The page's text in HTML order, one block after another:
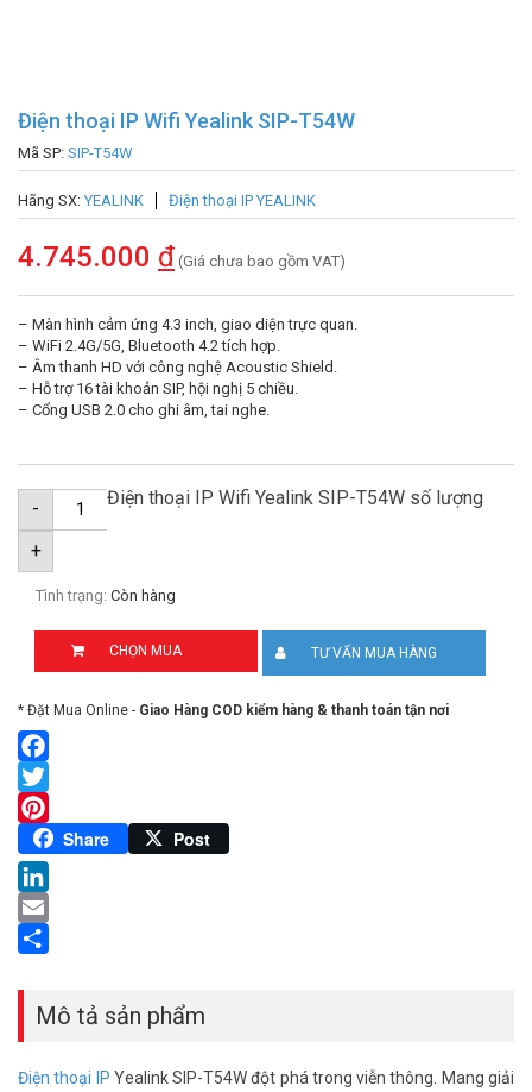
Điện thoại IP Wifi Yealink SIP-T54W
Mã SP: SIP-T54W
Hãng SX: YEALINK Điện thoại IP YEALINK
4.745.000 đ (Giá chưa bao gồm VAT)
– Màn hình cảm ứng 4.3 inch, giao diện trực quan.
– WiFi 2.4G/5G, Bluetooth 4.2 tích hợp.
– Âm thanh HD với công nghệ Acoustic Shield.
– Hỗ trợ 16 tài khoản SIP, hội nghị 5 chiều.
– Cổng USB 2.0 cho ghi âm, tai nghe.
- Điện thoại IP Wifi Yealink SIP-T54W số lượng
+
Tình trạng: Còn hàng
CHỌN MUA TƯ VẤN MUA HÀNG
* Đặt Mua Online - Giao Hàng COD kiểm hàng & thanh toán tận nơi
Facebook
Twitter
Pinterest
Share Post
LinkedIn
Email
Mô tả sản phẩm
Điện thoại IP Yealink SIP-T54W đột phá trong viễn thông. Mang giải